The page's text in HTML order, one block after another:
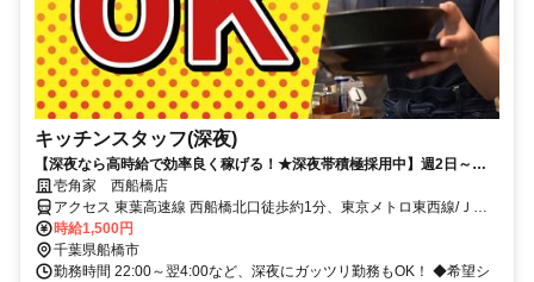
キッチンスタッフ(深夜)
【深夜なら高時給で効率良く稼げる！★深夜帯積極採用中】週2日～勤
務OK！プライベートと両立も可能！
壱角家 西船橋店
アクセス 東葉高速線 西船橋北口徒歩約1分、東京メトロ東西線/ＪＲ
中央本線 西船橋北口徒歩約1分、ＪＲ武蔵野線 西船橋北口徒歩約1分
時給1,500円
千葉県船橋市
勤務時間 22:00～翌4:00など、深夜にガッツリ勤務もOK！ ◆希望シ